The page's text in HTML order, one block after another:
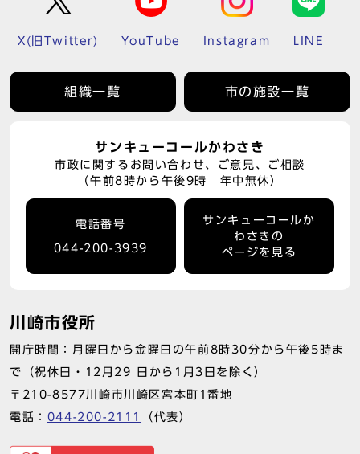
X(旧Twitter) YouTube Instagram LINE
組織一覧 市の施設一覧
サンキューコールかわさき
市政に関するお問い合わせ、ご意見、ご相談
（午前8時から午後9時 年中無休）
電話番号
044-200-3939
サンキューコールか
わさきの
ページを見る
川崎市役所
開庁時間：月曜日から金曜日の午前8時30分から午後5時ま
で（祝休日・12月29 日から1月3日を除く）
〒210-8577川崎市川崎区宮本町1番地
電話： 044-200-2111 （代表）